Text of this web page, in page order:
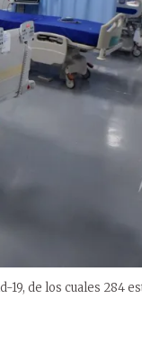
de los cuales 284